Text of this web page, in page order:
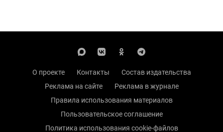
О проекте Контакты
Состав издательства
Реклама на сайте
Реклама в журнале
Правила использования материалов
Пользовательское соглашение
Политика использования cookie-файлов